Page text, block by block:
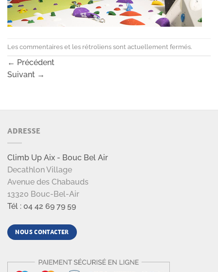
Les commentaires et les rétroliens sont actuellement fermés.
← Précédent
Suivant →
ADRESSE
Climb Up Aix - Bouc Bel Air
Decathlon Village
Avenue des Chabauds
13320 Bouc-Bel-Air
Tél : 04 42 69 79 59
NOUS CONTACTER